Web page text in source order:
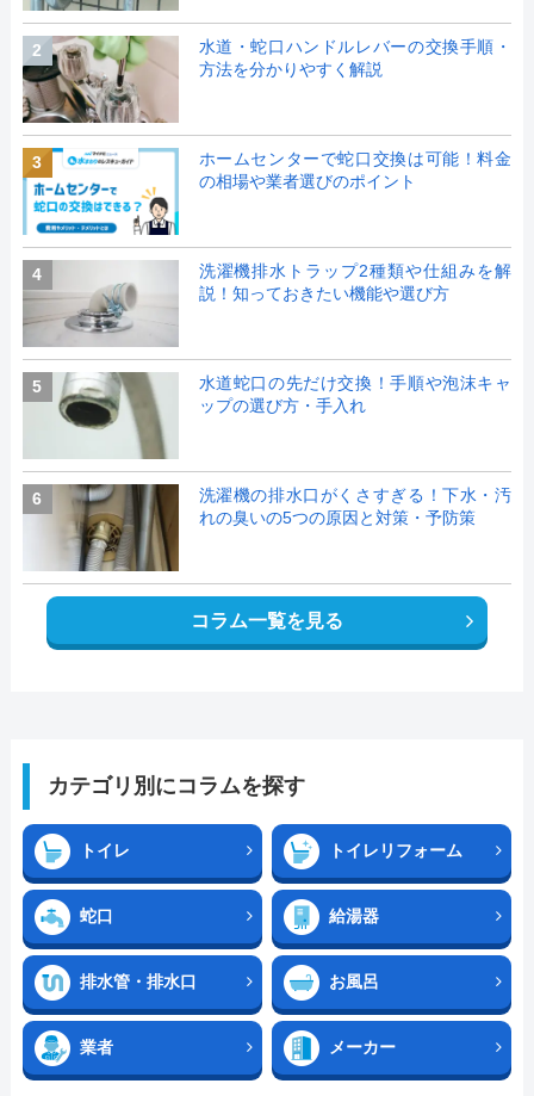
2
水道・蛇口ハンドルレバーの交換手順・
方法を分かりやすく解説
3
ホームセンターで蛇口交換は可能！料金
の相場や業者選びのポイント
4
洗濯機排水トラップ2種類や仕組みを解
説！知っておきたい機能や選び方
5
水道蛇口の先だけ交換！手順や泡沫キャ
ップの選び方・手入れ
6
洗濯機の排水口がくさすぎる！下水・汚
れの臭いの5つの原因と対策・予防策
コラム一覧を見る
カテゴリ別にコラムを探す
トイレ トイレリフォーム
蛇口 給湯器
排水管・排水口 お風呂
業者 メーカー